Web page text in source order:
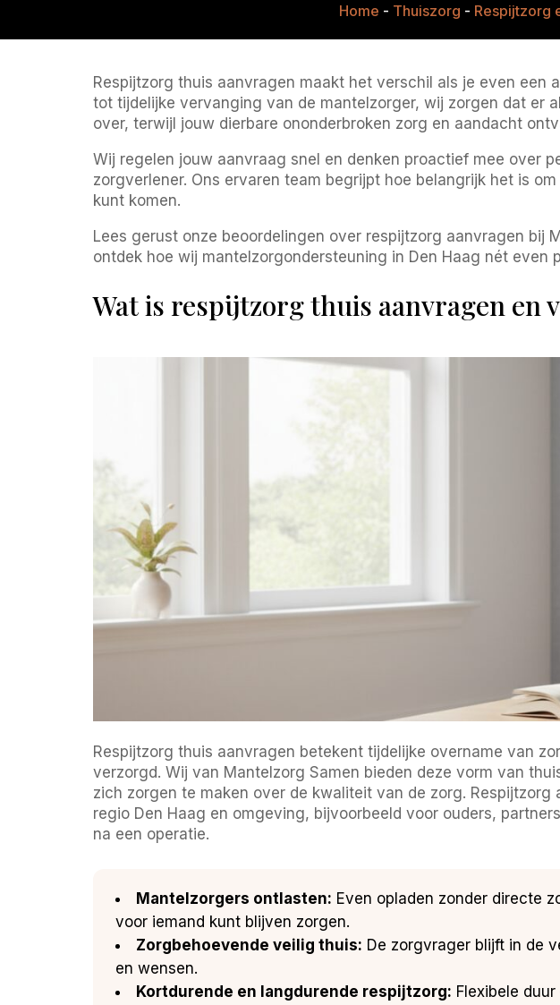
Home - Thuiszorg - Respijtzorg
Respijtzorg thuis aanvragen maakt het verschil als je even
tot tijdelijke vervanging van de mantelzorger, wij zorgen dat er
over, terwijl jouw dierbare ononderbroken zorg en aandacht
Wij regelen jouw aanvraag snel en denken proactief mee over
zorgverlener. Ons ervaren team begrijpt hoe belangrijk het is
kunt komen.
Lees gerust onze beoordelingen over respijtzorg aanvragen bij
ontdek hoe wij mantelzorgondersteuning in Den Haag nét even
Wat is respijtzorg thuis aanvragen en
Respijtzorg thuis aanvragen betekent tijdelijke overname van
verzorgd. Wij van Mantelzorg Samen bieden deze vorm van
zich zorgen te maken over de kwaliteit van de zorg.
regio Den Haag en omgeving, bijvoorbeeld voor ouders,
na een operatie.
Mantelzorgers ontlasten: Even opladen zonder directe
voor iemand kunt blijven zorgen.
Zorgbehoevende veilig thuis: De zorgvrager blijft in de
en wensen.
Kortdurende en langdurende respijtzorg: Flexibele